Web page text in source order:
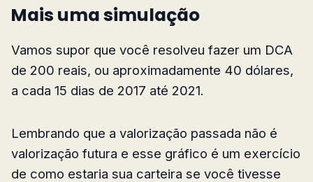
Mais uma simulação
Vamos supor que você resolveu fazer um DCA
de 200 reais, ou aproximadamente 40 dólares,
a cada 15 dias de 2017 até 2021.
Lembrando que a valorização passada não é
valorização futura e esse gráfico é um exercício
de como estaria sua carteira se você tivesse